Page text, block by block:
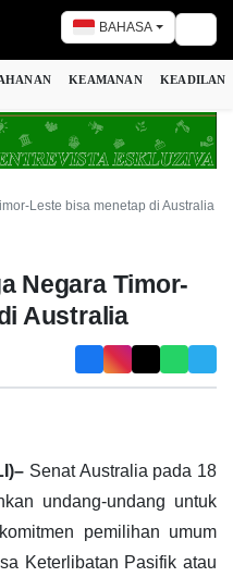
BAHASA
KEAMANAN KEADILAN
Leste bisa menetap di Australia
Negara Timor-
Australia
Senat Australia pada 18
undang-undang untuk
pemilihan umum
Keterlibatan Pasifik atau